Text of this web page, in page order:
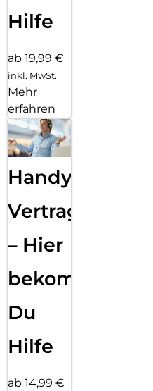
Hilfe
ab 19,99 €
inkl. MwSt.
Mehr
erfahren
Handy
– Hier
bekommst
Du
Hilfe
ab 14,99 €